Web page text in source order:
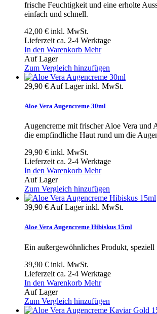
frische Feuchtigkeit und eine erholte
einfach und schnell.
42,00 € inkl. MwSt.
Lieferzeit ca. 2-4 Werktage
In den Warenkorb Mehr
Auf Lager
Zum Vergleich hinzufügen
29,90 € Auf Lagerinkl. MwSt.
Aloe Vera Augencreme 30ml
Augencreme mit frischer Aloe Vera und
die empfindliche Haut rund um die
29,90 € inkl. MwSt.
Lieferzeit ca. 2-4 Werktage
In den Warenkorb Mehr
Auf Lager
Zum Vergleich hinzufügen
39,90 € Auf Lagerinkl. MwSt.
Aloe Vera Augencreme Hibiskus 15ml
Ein außergewöhnliches Produkt,
39,90 € inkl. MwSt.
Lieferzeit ca. 2-4 Werktage
In den Warenkorb Mehr
Auf Lager
Zum Vergleich hinzufügen